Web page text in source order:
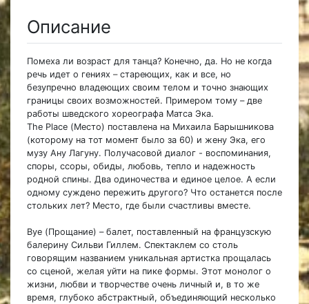
Описание
Помеха ли возраст для танца? Конечно, да. Но не когда
речь идет о гениях – стареющих, как и все, но
безупречно владеющих своим телом и точно знающих
границы своих возможностей. Примером тому – две
работы шведского хореографа Матса Эка.
The Place (Место) поставлена на Михаила Барышникова
(которому на тот момент было за 60) и жену Эка, его
музу Ану Лагуну. Получасовой диалог - воспоминания,
споры, ссоры, обиды, любовь, тепло и надежность
родной спины. Два одиночества и единое целое. А если
одному суждено пережить другого? Что останется после
стольких лет? Место, где были счастливы вместе.
Bye (Прощание) – балет, поставленный на французскую
балерину Сильви Гиллем. Спектаклем со столь
говорящим названием уникальная артистка прощалась
со сценой, желая уйти на пике формы. Этот монолог о
жизни, любви и творчестве очень личный и, в то же
время, глубоко абстрактный, объединяющий несколько